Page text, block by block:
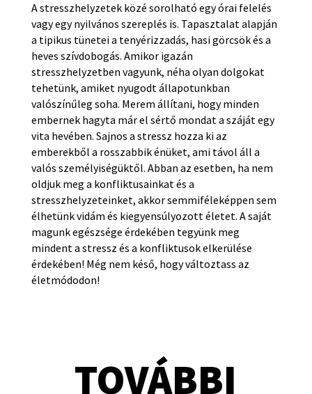
A stresszhelyzetek közé sorolható egy órai felelés
vagy egy nyilvános szereplés is. Tapasztalat alapján
a tipikus tünetei a tenyérizzadás, hasi görcsök és a
heves szívdobogás. Amikor igazán
stresszhelyzetben vagyunk, néha olyan dolgokat
tehetünk, amiket nyugodt állapotunkban
valószínűleg soha. Merem állítani, hogy minden
embernek hagyta már el sértő mondat a száját egy
vita hevében. Sajnos a stressz hozza ki az
emberekből a rosszabbik énüket, ami távol áll a
valós személyiségüktől. Abban az esetben, ha nem
oldjuk meg a konfliktusainkat és a
stresszhelyzeteinket, akkor semmiféleképpen sem
élhetünk vidám és kiegyensúlyozott életet. A saját
magunk egészsége érdekében tegyünk meg
mindent a stressz és a konfliktusok elkerülése
érdekében! Még nem késő, hogy változtass az
életmódodon!
TOVÁBBI